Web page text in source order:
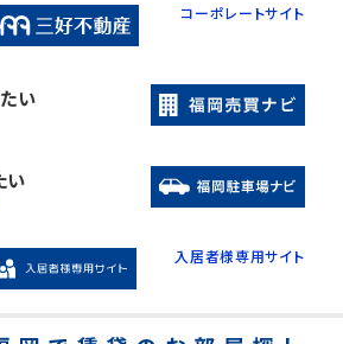
コーポレートサイト
い
い
入居者様専用サイト